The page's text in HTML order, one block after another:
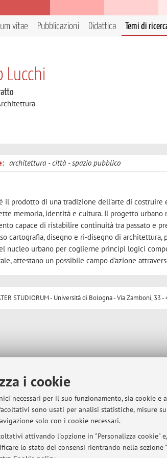
i cookie
necessari per il suo funzionamento, sia cookie
sono usati per analisi statistiche, misure
solo con i cookie necessari.
attivando l'opzione in "Personalizza
lo stato dei consensi rientrando nella sezione
vitae Pubblicazioni Didattica Temi di
Lucchi
architettura città spazio pubblico
il prodotto di una tradizione dell’arte di costruire
memoria, identità e cultura. Il progetto urbano
capace di ristabilire continuità tra passato e
cartografia, disegno e ri-disegno di
nucleo urbano per coglierne principi logici
attestano un possibile campo d'azione
STUDIORUM - Università di Bologna - Via Zamboni, 33